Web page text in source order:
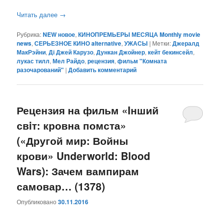
Читать далее →
Рубрика:NEW новое,КИНОПРЕМЬЕРЫ МЕСЯЦА Monthly movie
news,СЕРЬЕЗНОЕ КИНО alternative,УЖАСЫ | Метки:Джералд
МакРэйни,Ді Джей Карузо,Дункан Джойнер,кейт бекинсейл,
лукас тилл,Мел Райдо,рецензия,фильм "Комната
разочарований" |Добавить комментарий
Рецензия на фильм «Iнший
свiт: кровна помста»
(«Другой мир: Войны
крови» Underworld: Blood
Wars): Зачем вампирам
самовар… (1378)
Опубликовано30.11.2016